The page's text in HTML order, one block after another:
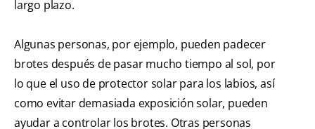
largo plazo.
Algunas personas, por ejemplo, pueden padecer
brotes después de pasar mucho tiempo al sol, por
lo que el uso de protector solar para los labios, así
como evitar demasiada exposición solar, pueden
ayudar a controlar los brotes. Otras personas